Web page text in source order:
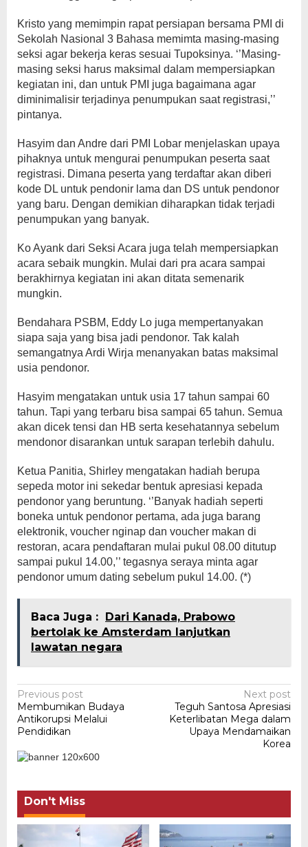
Kristo yang memimpin rapat persiapan bersama PMI di
Sekolah Nasional 3 Bahasa memimta masing-masing
seksi agar bekerja keras sesuai Tupoksinya. ‘’Masing-
masing seksi harus maksimal dalam mempersiapkan
kegiatan ini, dan untuk PMI juga bagaimana agar
diminimalisir terjadinya penumpukan saat registrasi,’’
pintanya.
Hasyim dan Andre dari PMI Lobar menjelaskan upaya
pihaknya untuk mengurai penumpukan peserta saat
registrasi. Dimana peserta yang terdaftar akan diberi
kode DL untuk pendonir lama dan DS untuk pendonor
yang baru. Dengan demikian diharapkan tidak terjadi
penumpukan yang banyak.
Ko Ayank dari Seksi Acara juga telah mempersiapkan
acara sebaik mungkin. Mulai dari pra acara sampai
berakhirnya kegiatan ini akan ditata semenarik
mungkin.
Bendahara PSBM, Eddy Lo juga mempertanyakan
siapa saja yang bisa jadi pendonor. Tak kalah
semangatnya Ardi Wirja menanyakan batas maksimal
usia pendonor.
Hasyim mengatakan untuk usia 17 tahun sampai 60
tahun. Tapi yang terbaru bisa sampai 65 tahun. Semua
akan dicek tensi dan HB serta kesehatannya sebelum
mendonor disarankan untuk sarapan terlebih dahulu.
Ketua Panitia, Shirley mengatakan hadiah berupa
sepeda motor ini sekedar bentuk apresiasi kepada
pendonor yang beruntung. ‘’Banyak hadiah seperti
boneka untuk pendonor pertama, ada juga barang
elektronik, voucher nginap dan voucher makan di
restoran, acara pendaftaran mulai pukul 08.00 ditutup
sampai pukul 14.00,’’ tegasnya seraya minta agar
pendonor umum dating sebelum pukul 14.00. (*)
Baca Juga : Dari Kanada, Prabowo
bertolak ke Amsterdam lanjutkan
lawatan negara
Post
navigation
Previous post
Membumikan Budaya
Antikorupsi Melalui
Pendidikan
Next post
Teguh Santosa Apresiasi
Keterlibatan Mega dalam
Upaya Mendamaikan
Korea
Don't Miss